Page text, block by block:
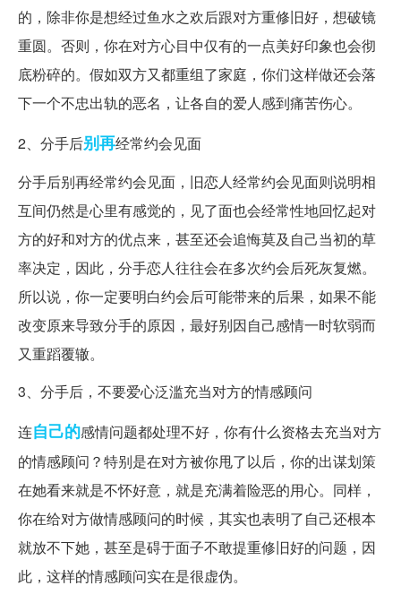
的，除非你是想经过鱼水之欢后跟对方重修旧好，想破镜
重圆。否则，你在对方心目中仅有的一点美好印象也会彻
底粉碎的。假如双方又都重组了家庭，你们这样做还会落
下一个不忠出轨的恶名，让各自的爱人感到痛苦伤心。
2、分手后别再经常约会见面
分手后别再经常约会见面，旧恋人经常约会见面则说明相
互间仍然是心里有感觉的，见了面也会经常性地回忆起对
方的好和对方的优点来，甚至还会追悔莫及自己当初的草
率决定，因此，分手恋人往往会在多次约会后死灰复燃。
所以说，你一定要明白约会后可能带来的后果，如果不能
改变原来导致分手的原因，最好别因自己感情一时软弱而
又重蹈覆辙。
3、分手后，不要爱心泛滥充当对方的情感顾问
连自己的感情问题都处理不好，你有什么资格去充当对方
的情感顾问？特别是在对方被你甩了以后，你的出谋划策
在她看来就是不怀好意，就是充满着险恶的用心。同样，
你在给对方做情感顾问的时候，其实也表明了自己还根本
就放不下她，甚至是碍于面子不敢提重修旧好的问题，因
此，这样的情感顾问实在是很虚伪。